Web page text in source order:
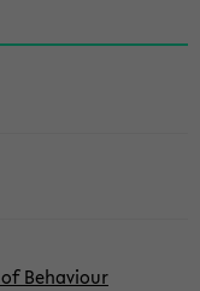
Behaviour